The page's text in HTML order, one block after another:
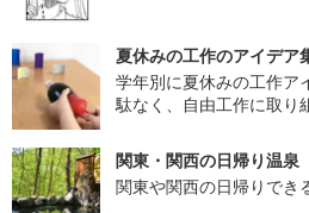
夏休みの工作のアイデア
学年別に夏休みの工作ア
駄なく、自由工作に取り
関東・関西の日帰り温泉
関東や関西の日帰りでき